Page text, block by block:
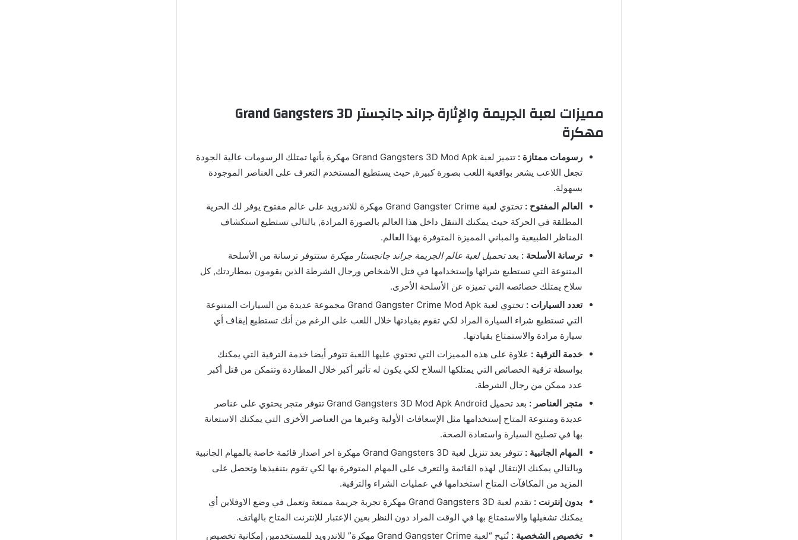
مميزات لعبة الجريمة والإثارة جراند جانجستر Grand Gangsters 3D
مهكرة
رسومات ممتازة :
تتميز لعبة Grand Gangsters 3D Mod Apk مهكرة بأنها تمتلك الرسومات عالية الجودة
تجعل اللاعب يشعر بواقعية اللعب بصورة كبيرة, حيث يستطيع المستخدم التعرف على العناصر الموجودة
بسهولة.
العالم المفتوح :
تحتوي لعبة Grand Gangster Crime مهكرة للاندرويد على عالم مفتوح يوفر لك الحرية
المطلقة في الحركة حيث يمكنك التنقل داخل هذا العالم بالصورة المرادة, بالتالي تستطيع استكشاف
المناظر الطبيعية والمباني المميزة المتوفرة بهذا العالم.
ترسانة الأسلحة : بعدتحميل لعبة عالم الجريمة جراند جانجستار مهكرة ستتوفر ترسانة من الأسلحة
المتنوعة التي تستطيع شرائها وإستخدامها في قتل الأشخاص ورجال الشرطة الذين يقومون بمطاردتك, كل
سلاح يمتلك خصائصه التي تميزه عن الأسلحة الأخرى.
تعدد السيارات :
تحتوي لعبة Grand Gangster Crime Mod Apk مجموعة عديدة من السيارات المتنوعة
التي تستطيع شراء السيارة المراد لكي تقوم بقيادتها خلال اللعب على الرغم من أنك تستطيع إيقاف أي
سيارة مرادة والاستمتاع بقيادتها.
خدمة الترقية : علاوة على هذه المميزات التي تحتوي عليها اللعبة تتوفر أيضا خدمة الترقية التي يمكنك
بواسطة ترقية الخصائص التي يمتلكها السلاح لكي يكون له تأثير أكبر خلال المطاردة وتتمكن من قتل أكبر
عدد ممكن من رجال الشرطة.
متجر العناصر :
بعد تحميل Grand Gangsters 3D Mod Apk Android تتوفر متجر يحتوي على عناصر
عديدة ومتنوعة المتاح إستخدامها مثل الإسعافات الأولية وغيرها من العناصر الأخرى التي يمكنك الاستعانة
بها في تصليح السيارة واستعادة الصحة.
المهام الجانبية :
تتوفر بعد تنزيل لعبة Grand Gangsters 3D مهكرة اخر اصدار قائمة خاصة بالمهام الجانبية
وبالتالي يمكنك الإنتقال لهذه القائمة والتعرف على المهام المتوفرة بها لكي تقوم بتنفيذها وتحصل على
المزيد من المكافآت المتاح استخدامها في عمليات الشراء والترقية.
بدون إنترنت :
تقدم لعبة Grand Gangsters 3D مهكرة تجربة جريمة ممتعة وتعمل في وضع الاوفلاين أي
يمكنك تشغيلها والاستمتاع بها في الوقت المراد دون النظر بعين الإعتبار للإنترنت المتاح بالهاتف.
تخصيص الشخصية :
تُتيح “لعبة Grand Gangster Crime مهكرة” للاندرويد للمستخدمين إمكانية تخصيص